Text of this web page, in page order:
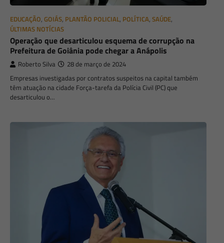
EDUCAÇÃO, GOIÁS, PLANTÃO POLICIAL, POLÍTICA, SAÚDE,
ÚLTIMAS NOTÍCIAS
Operação que desarticulou esquema de corrupção na
Prefeitura de Goiânia pode chegar a Anápolis
Roberto Silva 28 de março de 2024
Empresas investigadas por contratos suspeitos na capital também
têm atuação na cidade Força-tarefa da Polícia Civil (PC) que
desarticulou o…